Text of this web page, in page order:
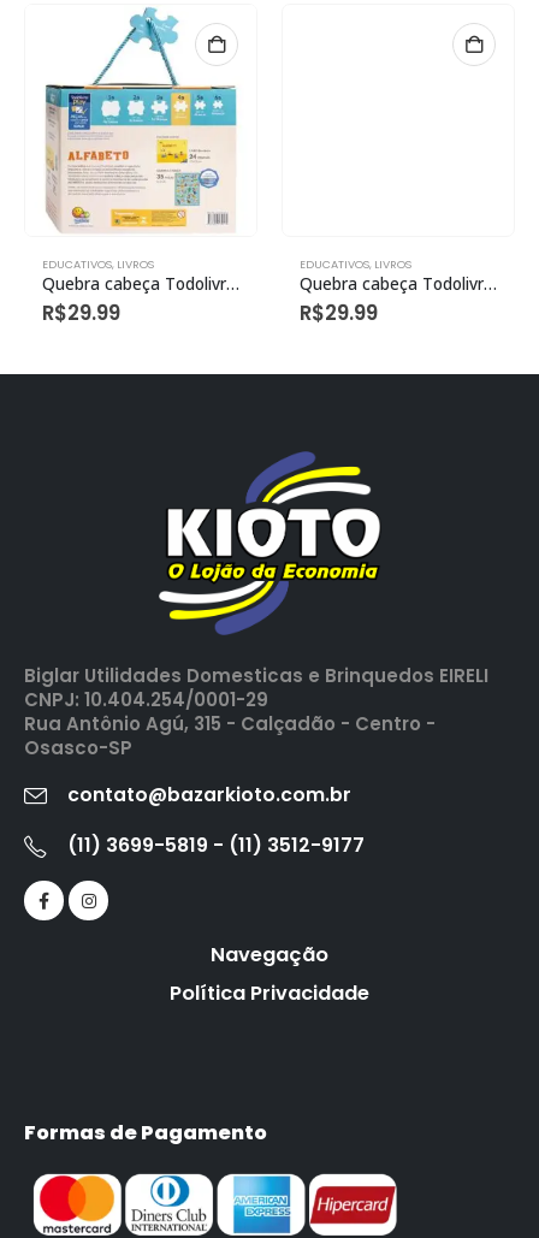
EDUCATIVOS, LIVROS
Quebra cabeça Todolivro Play Alfabeto Qc 4 anos
R$29.99
EDUCATIVOS, LIVROS
Quebra cabeça Todolivro Play princesas Qc 3 anos
R$29.99
Biglar Utilidades Domesticas e Brinquedos EIRELI
CNPJ: 10.404.254/0001-29
Rua Antônio Agú, 315 - Calçadão - Centro -
Osasco-SP
contato@bazarkioto.com.br
(11) 3699-5819 - (11) 3512-9177
Navegação
Política Privacidade
Formas de Pagamento